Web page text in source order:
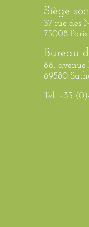
Siège
37 rue des
75008
Bureau
66, avenue
69580
Tel. +33